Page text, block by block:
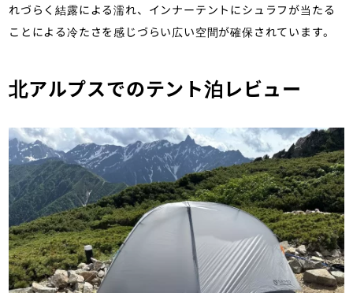
れづらく結露による濡れ、インナーテントにシュラフが当たる
ことによる冷たさを感じづらい広い空間が確保されています。
北アルプスでのテント泊レビュー